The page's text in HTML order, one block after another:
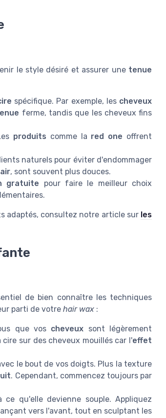
le style désiré et assurer une tenue
spécifique. Par exemple, les cheveux
ferme, tandis que les cheveux fins
produits comme la red one offrent
naturels pour éviter d'endommager
, sont souvent plus douces.
gratuite pour faire le meilleur choix
adaptés, consultez notre article sur les
de bien connaître les techniques
parti de votre hair wax :
que vos cheveux sont légèrement
sur des cheveux mouillés car l'effet
le bout de vos doigts. Plus la texture
. Cependant, commencez toujours par
ce qu'elle devienne souple. Appliquez
vers l'avant, tout en sculptant les